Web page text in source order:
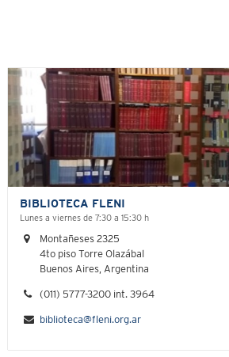
BIBLIOTECA FLENI
Lunes a viernes de 7:30 a 15:30 h
Montañeses 2325
4to piso Torre Olazábal
Buenos Aires, Argentina
(011) 5777-3200 int. 3964
biblioteca@fleni.org.ar